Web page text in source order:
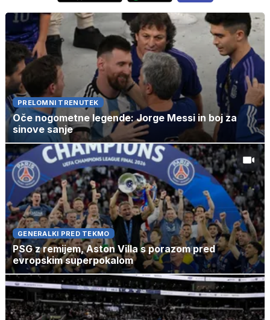
PRELOMNI TRENUTEK
Oče nogometne legende: Jorge Messi in boj za
sinove sanje
GENERALKI PRED TEKMO
PSG z remijem, Aston Villa s porazom pred
evropskim superpokalom